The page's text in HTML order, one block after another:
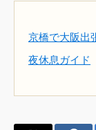
京橋で大阪出
夜休息ガイド